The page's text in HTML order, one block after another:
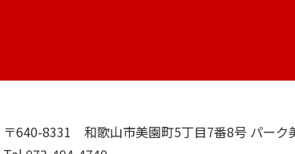
〒640-8331 和歌山市美園町5丁目7番8号 パーク